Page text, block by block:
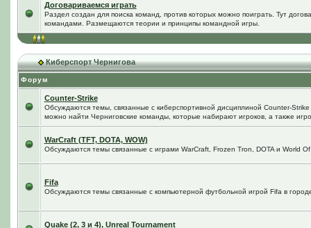
Договариваемся играть
Раздел создан для поиска команд, против которых можно поиграть. Тут
командами. Размещаются теории и принципы командной игры.
Киберспорт Чернигова
Форум
Counter-Strike
Обсуждаются темы, связанные с киберспортивной дисциплиной Counter-Strike
можно найти Черниговские команды, которые набирают игроков, а также
WarCraft (TFT, DOTA, WOW)
Обсуждаются темы связанные с играми WarCraft, Frozen Tron, DOTA и World
Fifa
Обсуждаются темы связанные с компьютерной футбольной игрой Fifa в
Quake (2, 3 и 4), Unreal Tournament